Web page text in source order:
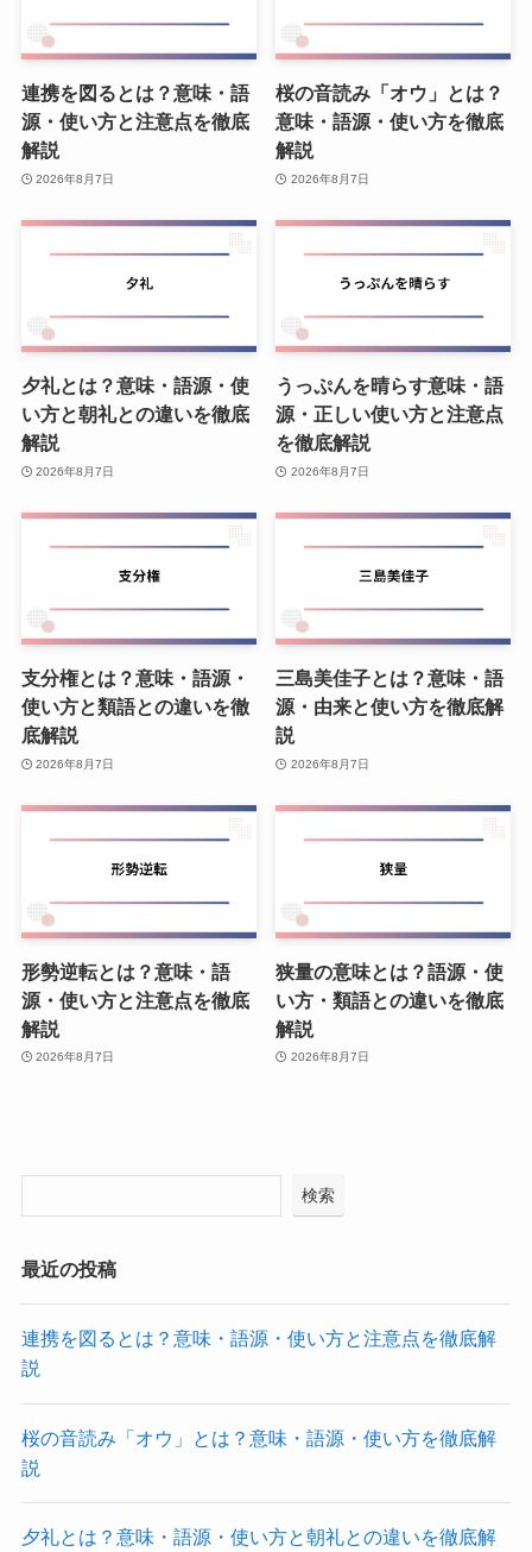
連携を図るとは？意味・語
源・使い方と注意点を徹底
解説
2026年8月7日
桜の音読み「オウ」とは？
意味・語源・使い方を徹底
解説
2026年8月7日
夕礼とは？意味・語源・使
い方と朝礼との違いを徹底
解説
2026年8月7日
うっぷんを晴らす意味・語
源・正しい使い方と注意点
を徹底解説
2026年8月7日
支分権とは？意味・語源・
使い方と類語との違いを徹
底解説
2026年8月7日
三島美佳子とは？意味・語
源・由来と使い方を徹底解
説
2026年8月7日
形勢逆転とは？意味・語
源・使い方と注意点を徹底
解説
2026年8月7日
狭量の意味とは？語源・使
い方・類語との違いを徹底
解説
2026年8月7日
検索
最近の投稿
連携を図るとは？意味・語源・使い方と注意点を徹底解
説
桜の音読み「オウ」とは？意味・語源・使い方を徹底解
説
夕礼とは？意味・語源・使い方と朝礼との違いを徹底解